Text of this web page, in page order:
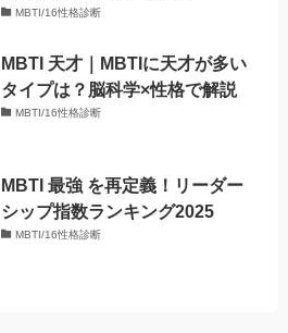
MBTI/16性格診断
MBTI 天才｜MBTIに天才が多い
タイプは？脳科学×性格で解説
MBTI/16性格診断
MBTI 最強 を再定義！リーダー
シップ指数ランキング2025
MBTI/16性格診断